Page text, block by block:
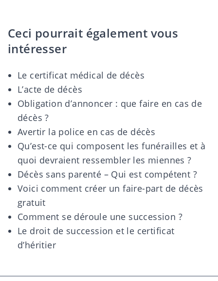
Ceci pourrait également vous
intéresser
Le certificat médical de décès
L’acte de décès
Obligation d’annoncer : que faire en cas de
décès ?
Avertir la police en cas de décès
Qu’est-ce qui composent les funérailles et à
quoi devraient ressembler les miennes ?
Décès sans parenté – Qui est compétent ?
Voici comment créer un faire-part de décès
gratuit
Comment se déroule une succession ?
Le droit de succession et le certificat
d’héritier